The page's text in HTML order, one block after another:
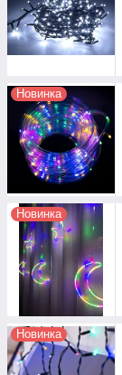
Новинка
Новинка
Новинка